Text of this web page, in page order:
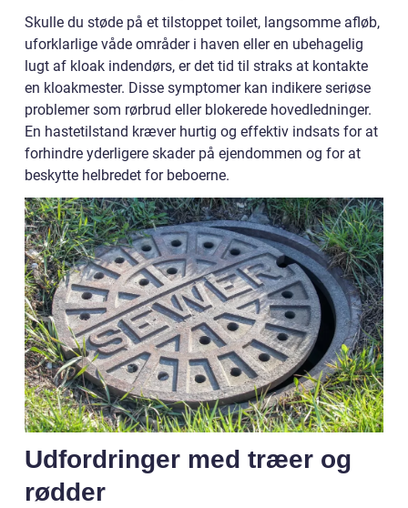
Skulle du støde på et tilstoppet toilet, langsomme afløb,
uforklarlige våde områder i haven eller en ubehagelig
lugt af kloak indendørs, er det tid til straks at kontakte
en kloakmester. Disse symptomer kan indikere seriøse
problemer som rørbrud eller blokerede hovedledninger.
En hastetilstand kræver hurtig og effektiv indsats for at
forhindre yderligere skader på ejendommen og for at
beskytte helbredet for beboerne.
Udfordringer med træer og
rødder